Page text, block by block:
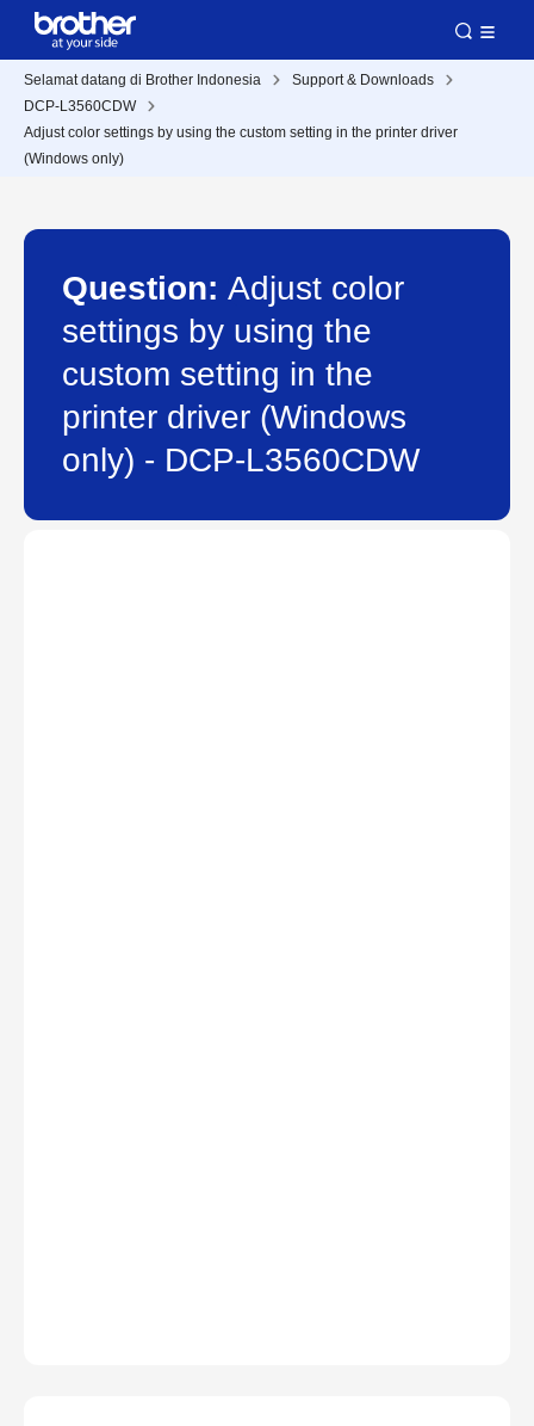
Selamat datang di Brother Indonesia
Support & Downloads
DCP-L3560CDW
Adjust color settings by using the custom setting in the printer driver
(Windows only)
Question: Adjust color
settings by using the
custom setting in the
printer driver (Windows
only) - DCP-L3560CDW